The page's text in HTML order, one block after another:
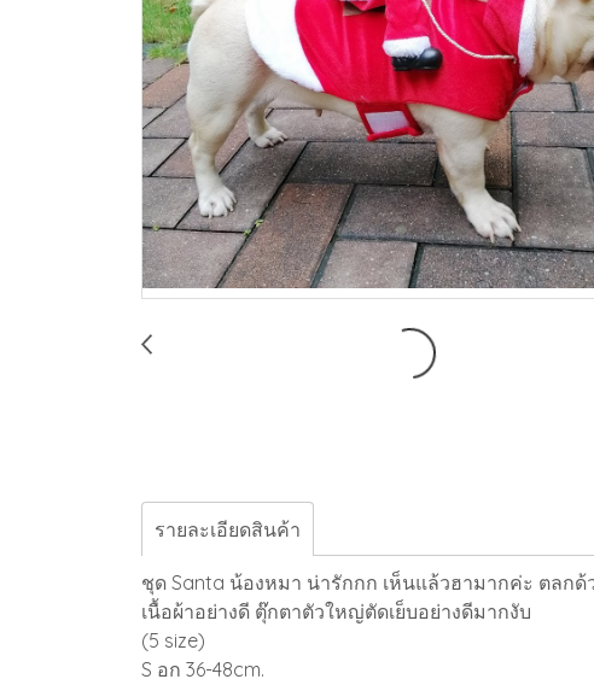
รายละเอียดสินค้า
ชุด Santa น้องหมา น่ารักกก เห็นแล้วฮามากค่ะ ตลกด้
เนื้อผ้าอย่างดี ตุ๊กตาตัวใหญ่ตัดเย็บอย่างดีมากงับ
(5 size)
S อก 36-48cm.